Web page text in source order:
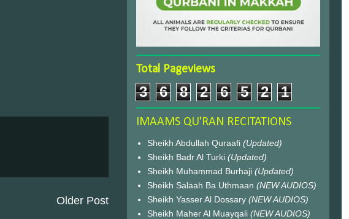
Older Post
Total Pageviews
3 6 8 2 6 5 2 1
IMAAMS QU'RAN RECITATIONS
Sheikh Abdullah Quraafi (Updated)
Sheikh Badr Al Turki (Updated)
Sheikh Muhammad Burhaji (Updated)
Sheikh Salaah Ba Uthmaan (NEW AUDIOS)
Sheikh Yasser Al Dossary (NEW AUDIOS)
Sheikh Maher Al Muayqali (NEW AUDIOS)